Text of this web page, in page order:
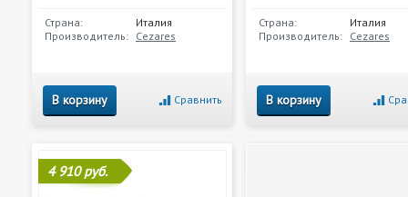
Страна:
Италия
Производитель: Cezares
В корзину Сравнить
Страна:
Италия
Производитель: Cezares
В корзину
4 910 руб.